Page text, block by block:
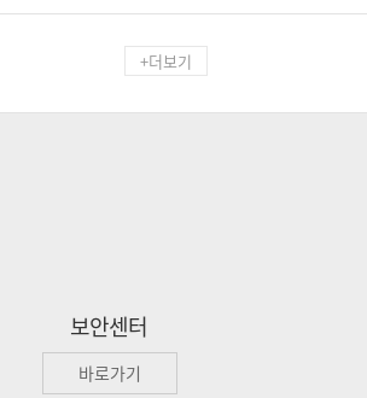
+더보기
보안센터
바로가기